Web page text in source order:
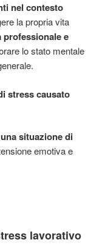
nel contesto
la propria vita
e
lo stato mentale
stress causato
situazione di
emotiva e
lavorativo